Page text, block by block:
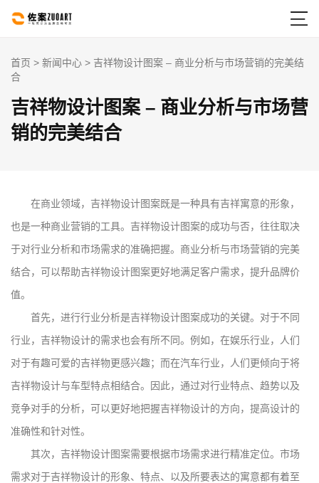

首页 > 新闻中心 > 吉祥物设计图案 – 商业分析与市场营销的完美结
合
吉祥物设计图案 – 商业分析与市场营
销的完美结合
在商业领域，吉祥物设计图案既是一种具有吉祥寓意的形象，
也是一种商业营销的工具。吉祥物设计图案的成功与否，往往取决
于对行业分析和市场需求的准确把握。商业分析与市场营销的完美
结合，可以帮助吉祥物设计图案更好地满足客户需求，提升品牌价
值。
首先，进行行业分析是吉祥物设计图案成功的关键。对于不同
行业，吉祥物设计的需求也会有所不同。例如，在娱乐行业，人们
对于有趣可爱的吉祥物更感兴趣；而在汽车行业，人们更倾向于将
吉祥物设计与车型特点相结合。因此，通过对行业特点、趋势以及
竞争对手的分析，可以更好地把握吉祥物设计的方向，提高设计的
准确性和针对性。
其次，吉祥物设计图案需要根据市场需求进行精准定位。市场
需求对于吉祥物设计的形象、特点、以及所要表达的寓意都有着至